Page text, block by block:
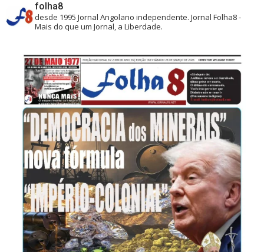
folha8
desde 1995 Jornal Angolano independente.Jornal Folha8 -
Mais do que um Jornal, a Liberdade.